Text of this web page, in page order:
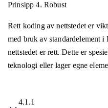
Prinsipp 4. Robust
Rett koding av nettstedet er
med bruk av standardelement
nettstedet er rett. Dette er
teknologi eller lager egne
4.1.1